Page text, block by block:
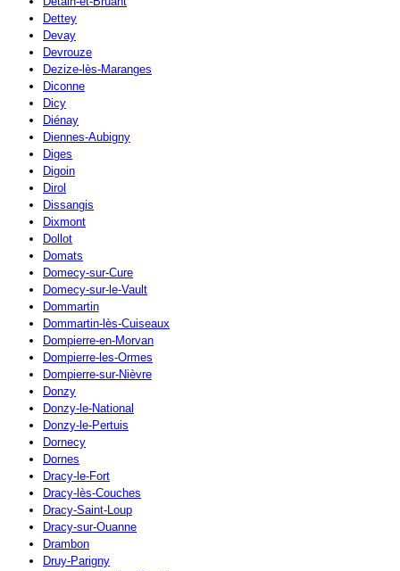
Dettey
Devay
Devrouze
Dezize-lès-Maranges
Diconne
Dicy
Diénay
Diennes-Aubigny
Diges
Digoin
Dirol
Dissangis
Dixmont
Dollot
Domats
Domecy-sur-Cure
Domecy-sur-le-Vault
Dommartin
Dommartin-lès-Cuiseaux
Dompierre-en-Morvan
Dompierre-les-Ormes
Dompierre-sur-Nièvre
Donzy
Donzy-le-National
Donzy-le-Pertuis
Dornecy
Dornes
Dracy-le-Fort
Dracy-lès-Couches
Dracy-Saint-Loup
Dracy-sur-Ouanne
Drambon
Druy-Parigny